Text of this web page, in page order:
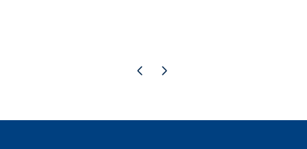
Pagina precedente
Pagina successiva